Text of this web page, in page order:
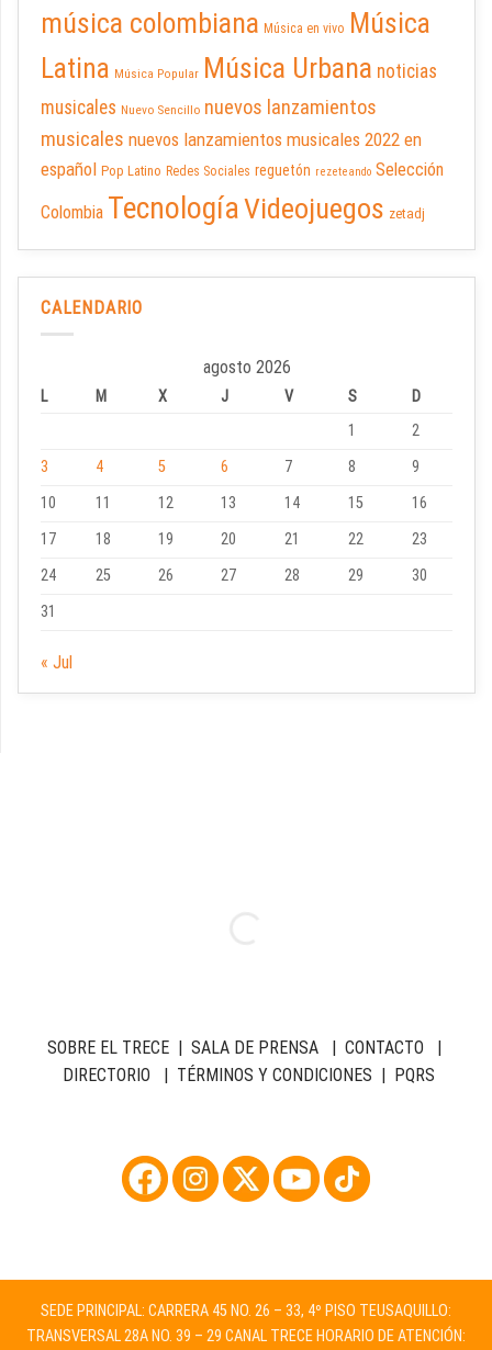
música colombiana Música en vivo Música
Latina Música Popular Música Urbana noticias
musicales Nuevo Sencillo nuevos lanzamientos
musicales nuevos lanzamientos musicales 2022 en
español Pop Latino Redes Sociales reguetón rezeteando Selección
Colombia TecnologíaVideojuegos zetadj
CALENDARIO
agosto 2026
L M X J V S
D
1
2
3
4 5 6 7 8
9
10
11 12 13 14 15
16
17
18 19 20 21 22
23
24
25 26 27 28 29
30
31
« Jul
SOBRE EL TRECE| SALA DE PRENSA| CONTACTO
DIRECTORIO
TÉRMINOS Y CONDICIONES PQRS
SEDE PRINCIPAL: CARRERA 45 NO. 26 – 33, 4º PISO TEUSAQUILLO:
TRANSVERSAL 28A NO. 39 – 29 CANAL TRECE HORARIO DE ATENCIÓN: